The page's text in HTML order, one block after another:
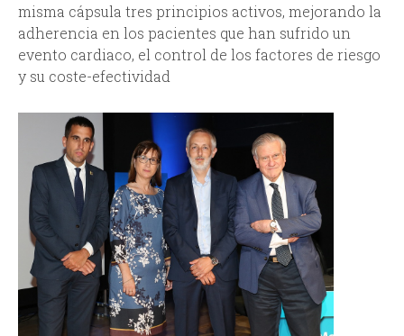
misma cápsula tres principios activos, mejorando la
adherencia en los pacientes que han sufrido un
evento cardiaco, el control de los factores de riesgo
y su coste-efectividad